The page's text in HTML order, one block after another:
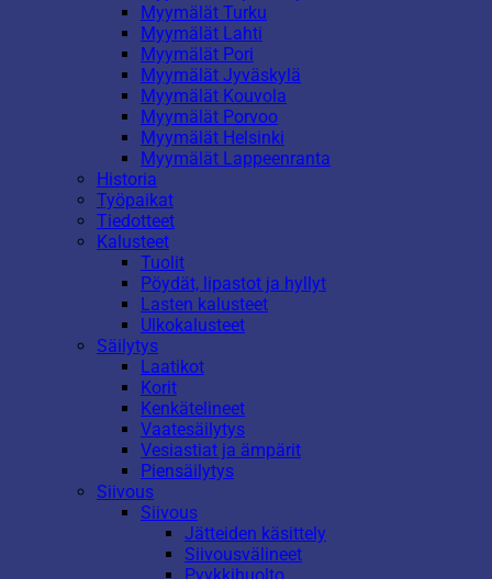
Myymälät Turku
Myymälät Lahti
Myymälät Pori
Myymälät Jyväskylä
Myymälät Kouvola
Myymälät Porvoo
Myymälät Helsinki
Myymälät Lappeenranta
Historia
Työpaikat
Tiedotteet
Kalusteet
Tuolit
Pöydät, lipastot ja hyllyt
Lasten kalusteet
Ulkokalusteet
Säilytys
Laatikot
Korit
Kenkätelineet
Vaatesäilytys
Vesiastiat ja ämpärit
Piensäilytys
Siivous
Siivous
Jätteiden käsittely
Siivousvälineet